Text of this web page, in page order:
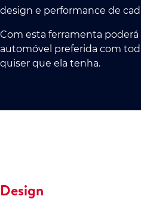
design e performance de
Com esta ferramenta
automóvel preferida com
quiser que ela tenha.
Design